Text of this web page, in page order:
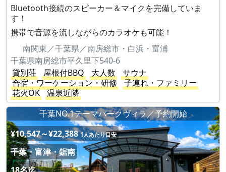
Bluetooth接続のスピーカー＆マイクを完備していま
す！
携帯で音源を流しながらのカラオケも可能！
南関東／千葉県／南房総市・白浜・富浦
千葉県南房総市平久里下540-6
貸別荘
屋根付BBQ 大人数
サウナ
合宿・ワーケーション・研修
子連れ・ファミリー
花火OK
温泉近隣
千葉NO.1テーマパークヴィラ／予約開始
¥10,547～¥22,388 1人あたり目安
千葉・富津・鋸南